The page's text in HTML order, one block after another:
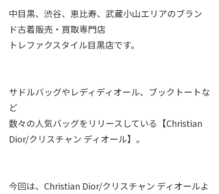
中目黒、渋谷、恵比寿、武蔵小山エリアのブラン
ド古着販売・買取専門店
トレファクスタイル目黒店です。
サドルバッグやレディディオール、ブックトートな
ど
数々の人気バッグをリリースしている【Christian
Dior/クリスチャン ディオール】。
今回は、Christian Dior/クリスチャン ディオールよ